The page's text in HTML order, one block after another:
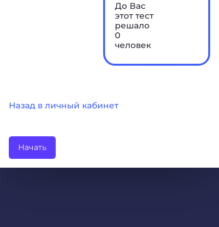
До Вас
этот тест
решало
0
человек
Назад в личный кабинет
Начать